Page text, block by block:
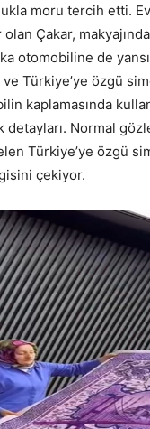
moru tercih etti.
olan Çakar,
otomobiline de
Türkiye’ye özgü
kaplamasında
Normal
Türkiye’ye özgü
çekiyor.